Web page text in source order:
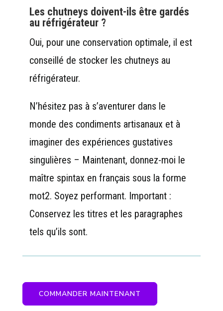
Les chutneys doivent-ils être gardés
au réfrigérateur ?
Oui, pour une conservation optimale, il est
conseillé de stocker les chutneys au
réfrigérateur.
N’hésitez pas à s’aventurer dans le
monde des condiments artisanaux et à
imaginer des expériences gustatives
singulières – Maintenant, donnez-moi le
maître spintax en français sous la forme
mot2. Soyez performant. Important :
Conservez les titres et les paragraphes
tels qu’ils sont.
COMMANDER MAINTENANT